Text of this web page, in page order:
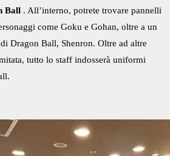
Ball . All’interno, potrete trovare pannelli
come Goku e Gohan, oltre a un
Dragon Ball, Shenron. Oltre ad altre
tutto lo staff indosserà uniformi